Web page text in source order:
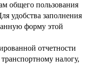
общего пользования
удобства заполнения
форму этой
отчетности
налогу,